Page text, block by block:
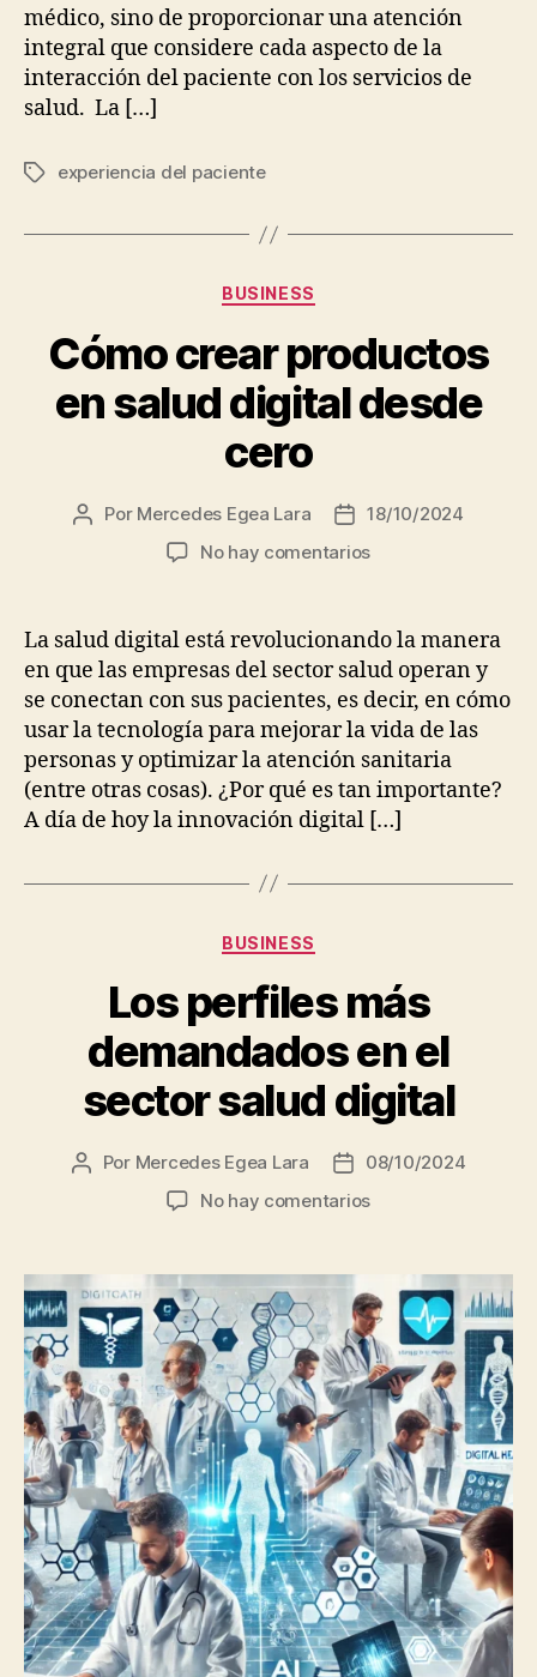
médico, sino de proporcionar una atención
integral que considere cada aspecto de la
interacción del paciente con los servicios de
salud. La […]
Etiquetas
experiencia del paciente
Categorías
BUSINESS
Cómo crear productos
en salud digital desde
cero
Autor
Por Mercedes Egea Lara
Fecha
de
18/10/2024
No hay comentariosen
productos
en
salud
digital
desde
cero
La salud digital está revolucionando la manera
en que las empresas del sector salud operan y
se conectan con sus pacientes, es decir, en cómo
usar la tecnología para mejorar la vida de las
personas y optimizar la atención sanitaria
(entre otras cosas). ¿Por qué es tan importante?
A día de hoy la innovación digital […]
Categorías
BUSINESS
Los perfiles más
demandados en el
sector salud digital
Autor
Por Mercedes Egea Lara
Fecha
de
08/10/2024
No hay comentariosen
demandados
en
el
sector
salud
digital